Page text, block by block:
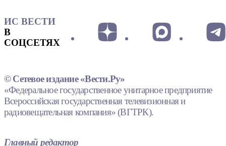
ИС ВЕСТИ
В
СОЦСЕТЯХ
© Сетевое издание «Вести.Ру»
«Федеральное государственное унитарное предприятие
Всероссийская государственная телевизионная и
радиовещательная компания» (ВГТРК).
Главный редактор